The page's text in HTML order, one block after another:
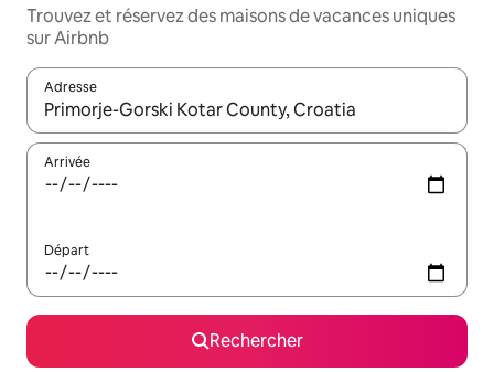
Trouvez et réservez des maisons de vacances uniques
sur Airbnb
Adresse
Lorsque les résultats s'affichent, utilisez les flèches vers le
Arrivée
Départ
Rechercher